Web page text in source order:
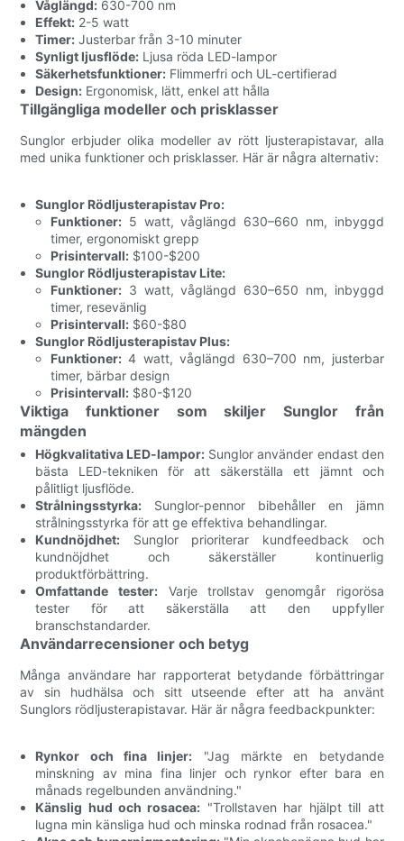
Våglängd: 630-700 nm
Effekt: 2-5 watt
Timer: Justerbar från 3-10 minuter
Synligt ljusflöde: Ljusa röda LED-lampor
Säkerhetsfunktioner: Flimmerfri och UL-certifierad
Design: Ergonomisk, lätt, enkel att hålla
Tillgängliga modeller och prisklasser
Sunglor erbjuder olika modeller av rött ljusterapistavar, alla
med unika funktioner och prisklasser. Här är några alternativ:
Sunglor Rödljusterapistav Pro:
Funktioner:5 watt, våglängd 630–660 nm, inbyggd
timer, ergonomiskt grepp
Prisintervall:$100-$200
Sunglor Rödljusterapistav Lite:
Funktioner:3 watt, våglängd 630–650 nm, inbyggd
timer, resevänlig
Prisintervall:$60-$80
Sunglor Rödljusterapistav Plus:
Funktioner:4 watt, våglängd 630–700 nm, justerbar
timer, bärbar design
Prisintervall:$80-$120
Viktiga funktioner som skiljer Sunglor från
mängden
Högkvalitativa LED-lampor: Sunglor använder endast den
bästa LED-tekniken för att säkerställa ett jämnt och
pålitligt ljusflöde.
Strålningsstyrka: Sunglor-pennor bibehåller en jämn
strålningsstyrka för att ge effektiva behandlingar.
Kundnöjdhet: Sunglor prioriterar kundfeedback och
kundnöjdhet och säkerställer kontinuerlig
produktförbättring.
Omfattande tester:Varje trollstav genomgår rigorösa
tester för att säkerställa att den uppfyller
branschstandarder.
Användarrecensioner och betyg
Många användare har rapporterat betydande förbättringar
av sin hudhälsa och sitt utseende efter att ha använt
Sunglors rödljusterapistavar. Här är några feedbackpunkter:
Rynkor och fina linjer: "Jag märkte en betydande
minskning av mina fina linjer och rynkor efter bara en
månads regelbunden användning."
Känslig hud och rosacea: "Trollstaven har hjälpt till att
lugna min känsliga hud och minska rodnad från rosacea."